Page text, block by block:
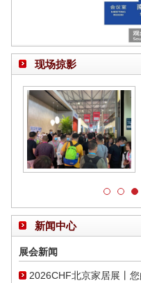
现场掠影
新闻中心
展会新闻
2026CHF北京家居展丨